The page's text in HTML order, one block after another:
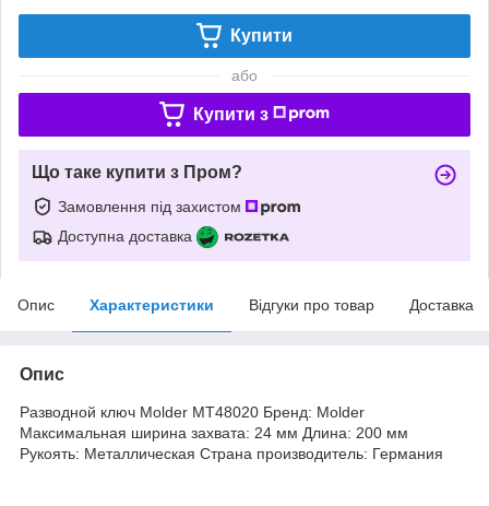
Купити
або
Купити з
Що таке купити з Пром?
Замовлення під захистом
Доступна доставка
Опис Характеристики Відгуки про товар Доставка
Опис
Разводной ключ Molder MT48020 Бренд: Molder
Максимальная ширина захвата: 24 мм Длина: 200 мм
Рукоять: Металлическая Страна производитель: Германия